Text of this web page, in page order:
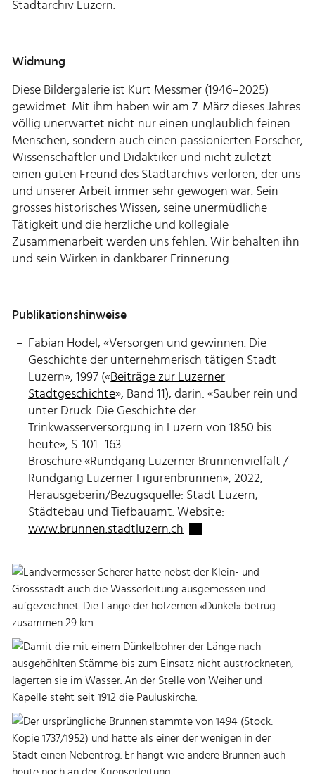
Stadtarchiv Luzern.
Widmung
Diese Bildergalerie ist Kurt Messmer (1946–2025)
gewidmet. Mit ihm haben wir am 7. März dieses Jahres
völlig unerwartet nicht nur einen unglaublich feinen
Menschen, sondern auch einen passionierten Forscher,
Wissenschaftler und Didaktiker und nicht zuletzt
einen guten Freund des Stadtarchivs verloren, der uns
und unserer Arbeit immer sehr gewogen war. Sein
grosses historisches Wissen, seine unermüdliche
Tätigkeit und die herzliche und kollegiale
Zusammenarbeit werden uns fehlen. Wir behalten ihn
und sein Wirken in dankbarer Erinnerung.
Publikationshinweise
Fabian Hodel, «Versorgen und gewinnen. Die
Geschichte der unternehmerisch tätigen Stadt
Luzern», 1997 («Beiträge zur Luzerner
Stadtgeschichte», Band 11), darin: «Sauber rein und
unter Druck. Die Geschichte der
Trinkwasserversorgung in Luzern von 1850 bis
heute», S. 101–163.
Broschüre «Rundgang Luzerner Brunnenvielfalt /
Rundgang Luzerner Figurenbrunnen», 2022,
Herausgeberin/Bezugsquelle: Stadt Luzern,
Städtebau und Tiefbauamt. Website:
www.brunnen.stadtluzern.ch